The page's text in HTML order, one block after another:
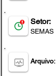
Setor:
SEMAS
Arquivo: